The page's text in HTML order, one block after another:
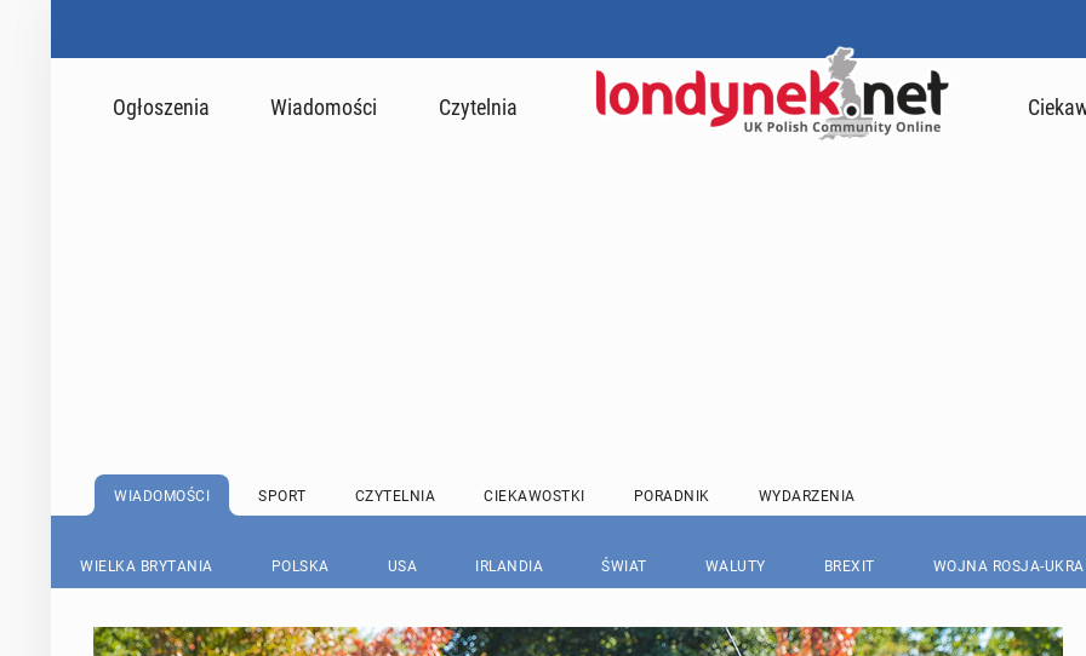
Ogłoszenia Wiadomości Czytelnia
WIADOMOŚCI SPORT CZYTELNIA CIEKAWOSTKI PORADNIK WYDARZENIA
WIELKA BRYTANIA POLSKA USA IRLANDIA ŚWIAT WALUTY BREXIT WOJNA ROSJA-